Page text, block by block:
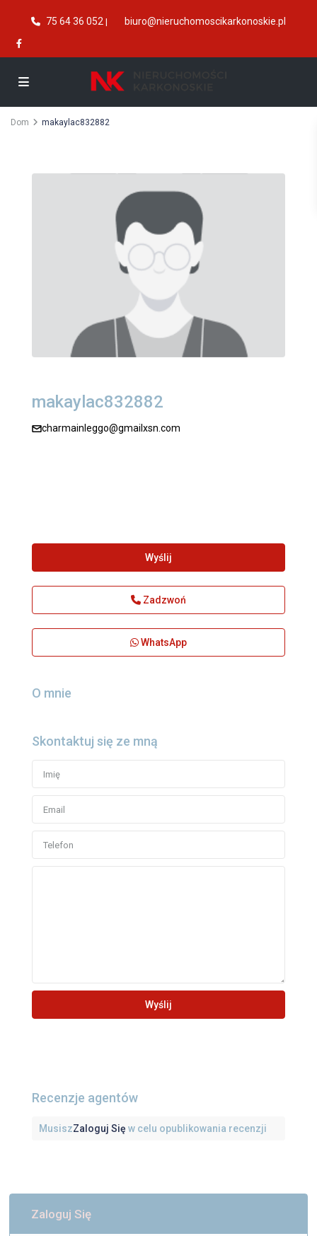
75 64 36 052 | biuro@nieruchomoscikarkonoskie.pl
Dom makaylac832882
makaylac832882
charmainleggo@gmailxsn.com
Wyślij
Zadzwoń
WhatsApp
O mnie
Skontaktuj się ze mną
Recenzje agentów
MusiszZaloguj Się w celu opublikowania recenzji
Zaloguj Się